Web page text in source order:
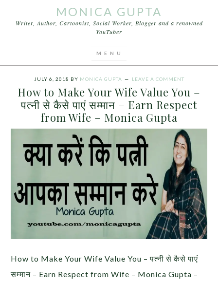
MONICA GUPTA
Writer, Author, Cartoonist, Social Worker, Blogger and a renowned
YouTuber
JULY 6, 2018 BY MONICA GUPTA LEAVE A COMMENT
How to Make Your Wife Value You –
पत्नी से कैसे पाएं सम्मान – Earn Respect
from Wife – Monica Gupta
How to Make Your Wife Value You – पत्नी से कैसे पाएं
सम्मान – Earn Respect from Wife – Monica Gupta –